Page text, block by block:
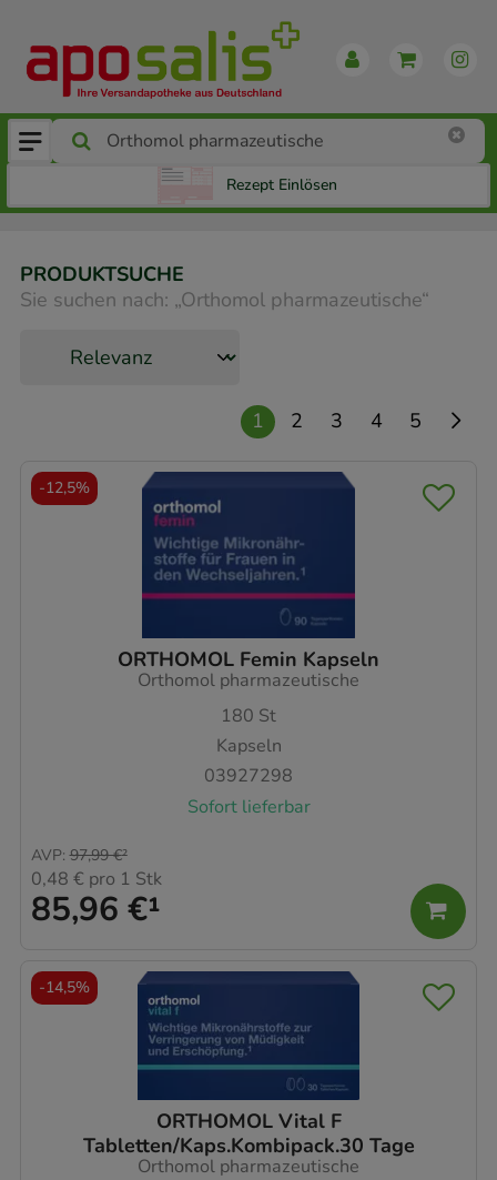
Rezept Einlösen
PRODUKTSUCHE
Sie suchen nach: „Orthomol pharmazeutische“
1 2 3 4 5
ORTHOMOL Femin Kapseln
Orthomol pharmazeutische
180 St
Kapseln
03927298
Sofort lieferbar
85,96 €¹
AVP: 97,99 €²
0,48 € pro 1 Stk
-12,5%
ORTHOMOL Vital F
Tabletten/Kaps.Kombipack.30 Tage
Orthomol pharmazeutische
-14,5%